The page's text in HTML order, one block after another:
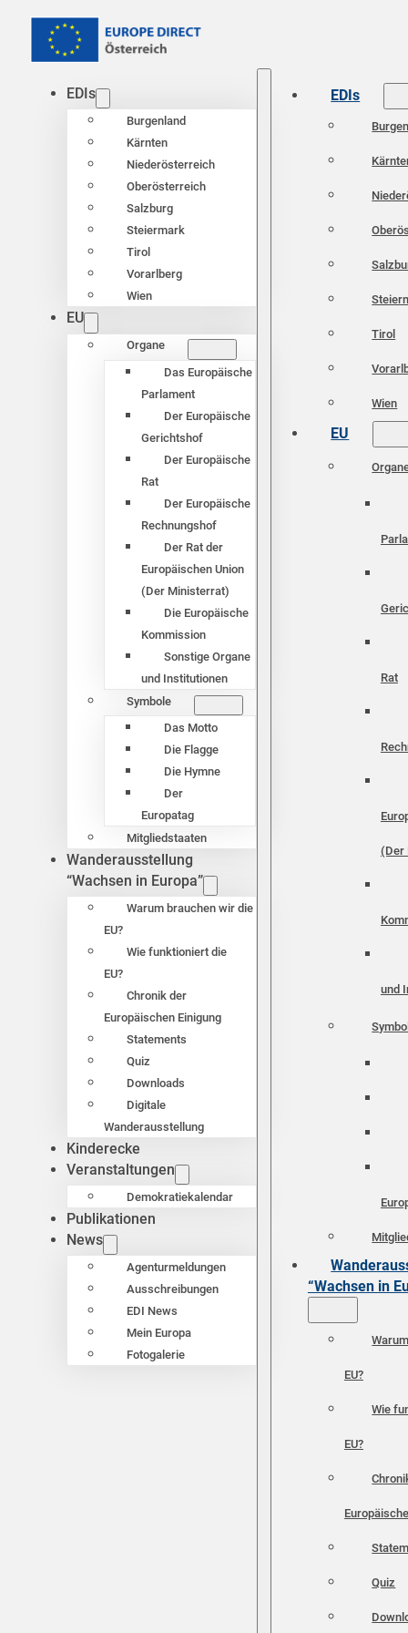
EDIs
Burgenland
Kärnten
Niederösterreich
Oberösterreich
Salzburg
Steiermark
Tirol
Vorarlberg
Wien
EU
Organe
Das Europäische
Parlament
Der Europäische
Gerichtshof
Der Europäische
Rat
Der Europäische
Rechnungshof
Der Rat der
Europäischen Union
(Der Ministerrat)
Die Europäische
Kommission
Sonstige Organe
und Institutionen
Symbole
Das Motto
Die Flagge
Die Hymne
Der
Europatag
Mitgliedstaaten
Wanderausstellung
“Wachsen in Europa”
Warum brauchen wir die
EU?
Wie funktioniert die
EU?
Chronik der
Europäischen Einigung
Statements
Quiz
Downloads
Digitale
Wanderausstellung
Kinderecke
Veranstaltungen
Demokratiekalendar
Publikationen
News
Agenturmeldungen
Ausschreibungen
EDI News
Mein Europa
Fotogalerie
EDIs
Tirol
Wien
EU
Rat
(Der
und
“Wachsen in
EU?
Wie
EU?
Quiz